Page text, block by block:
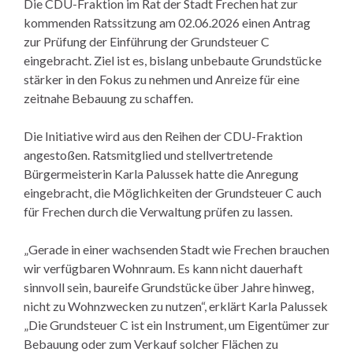
Die CDU-Fraktion im Rat der Stadt Frechen hat zur
kommenden Ratssitzung am 02.06.2026 einen Antrag
zur Prüfung der Einführung der Grundsteuer C
eingebracht. Ziel ist es, bislang unbebaute Grundstücke
stärker in den Fokus zu nehmen und Anreize für eine
zeitnahe Bebauung zu schaffen.
Die Initiative wird aus den Reihen der CDU-Fraktion
angestoßen. Ratsmitglied und stellvertretende
Bürgermeisterin Karla Palussek hatte die Anregung
eingebracht, die Möglichkeiten der Grundsteuer C auch
für Frechen durch die Verwaltung prüfen zu lassen.
„Gerade in einer wachsenden Stadt wie Frechen brauchen
wir verfügbaren Wohnraum. Es kann nicht dauerhaft
sinnvoll sein, baureife Grundstücke über Jahre hinweg,
nicht zu Wohnzwecken zu nutzen“, erklärt Karla Palussek
„Die Grundsteuer C ist ein Instrument, um Eigentümer zur
Bebauung oder zum Verkauf solcher Flächen zu